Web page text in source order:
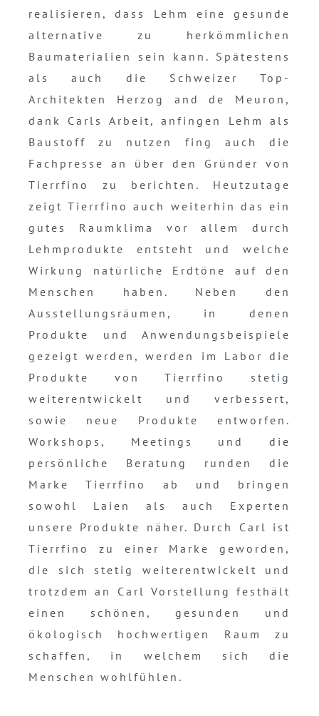
realisieren, dass Lehm eine gesunde
alternative zu herkömmlichen
Baumaterialien sein kann. Spätestens
als auch die Schweizer Top-
Architekten Herzog and de Meuron,
dank Carls Arbeit, anfingen Lehm als
Baustoff zu nutzen fing auch die
Fachpresse an über den Gründer von
Tierrfino zu berichten. Heutzutage
zeigt Tierrfino auch weiterhin das ein
gutes Raumklima vor allem durch
Lehmprodukte entsteht und welche
Wirkung natürliche Erdtöne auf den
Menschen haben. Neben den
Ausstellungsräumen, in denen
Produkte und Anwendungsbeispiele
gezeigt werden, werden im Labor die
Produkte von Tierrfino stetig
weiterentwickelt und verbessert,
sowie neue Produkte entworfen.
Workshops, Meetings und die
persönliche Beratung runden die
Marke Tierrfino ab und bringen
sowohl Laien als auch Experten
unsere Produkte näher. Durch Carl ist
Tierrfino zu einer Marke geworden,
die sich stetig weiterentwickelt und
trotzdem an Carl Vorstellung festhält
einen schönen, gesunden und
ökologisch hochwertigen Raum zu
schaffen, in welchem sich die
Menschen wohlfühlen.